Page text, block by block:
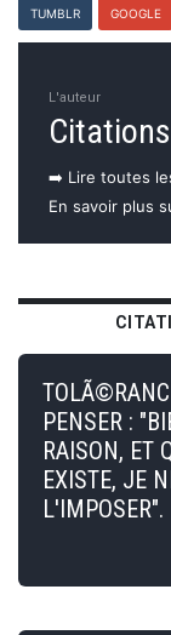
TUMBLR GOOGLE
L'auteur
➡️ Lire toutes
En savoir plus
PENSER :
RAISON, ET
EXISTE, JE
L'IMPOSER".